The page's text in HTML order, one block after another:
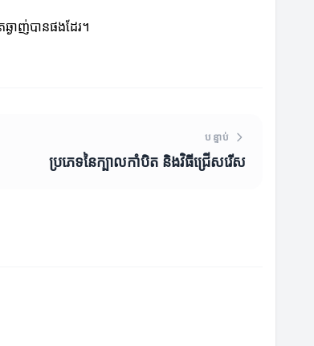
ងាញ់បានផងដែរ។
បន្ទាប់
ប្រភេទនៃក្បាលកាំបិត និងវិធីជ្រើសរើស